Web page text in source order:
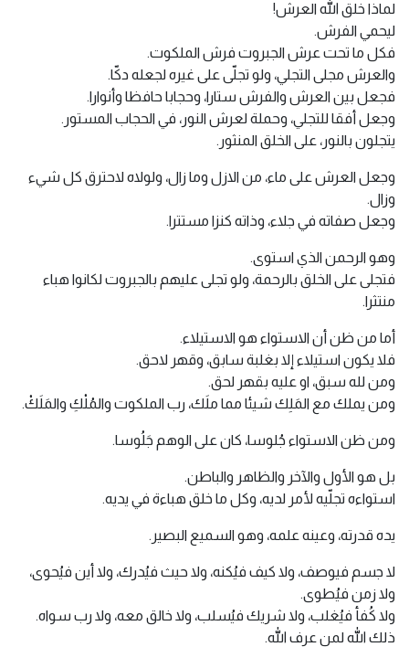
لماذا خلق الله العرش!
ليحمي الفرش.
فكل ما تحت عرش الجبروت فرش الملكوت.
والعرش مجلى التجلي، ولو تجلّى على غيره لجعله دكّا.
فجعل بين العرش والفرش ستارا، وحجابا حافظا وأنوارا.
وجعل أفقا للتجلي، وحملة لعرش النور، في الحجاب المستور.
يتجلون بالنور، على الخلق المنثور.
وجعل العرش على ماء، من الازل وما زال، ولولاه لاحترق كل شيء
وزال.
وجعل صفاته في جلاء، وذاته كنزا مستترا.
وهو الرحمن الذي استوى.
فتجلى على الخلق بالرحمة، ولو تجلى عليهم بالجبروت لكانوا هباء
منتثرا.
أما من ظن أن الاستواء هو الاستيلاء.
فلا يكون استيلاء إلا بغلبة سابق، وقهر لاحق.
ومن لله سبق، او عليه بقهر لحق.
ومن يملك مع المَلِك شيئا مما ملَك، رب الملكوت والمُلْكِ والمَلَكْ.
ومن ظن الاستواء جُلوسا، كان على الوهم جَلُوسا.
بل هو الأول والآخر والظاهر والباطن.
استواءه تجلّيه لأمر لديه، وكل ما خلق هباءة في يديه.
يده قدرته، وعينه علمه، وهو السميع البصير.
لا جسم فيوصف، ولا كيف فيُكنه، ولا حيث فيُدرك، ولا أين فيُحوى،
ولا زمن فيُطوى.
ولا كُفأ فيُغلب، ولا شريك فيُسلب، ولا خالق معه، ولا رب سواه.
ذلك الله لمن عرف الله.